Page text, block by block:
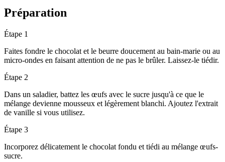
Préparation
Étape 1
Faites fondre le chocolat et le beurre doucement au bain-marie ou au
micro-ondes en faisant attention de ne pas le brûler. Laissez-le tiédir.
Étape 2
Dans un saladier, battez les œufs avec le sucre jusqu'à ce que le
mélange devienne mousseux et légèrement blanchi. Ajoutez l'extrait
de vanille si vous utilisez.
Étape 3
Incorporez délicatement le chocolat fondu et tiédi au mélange œufs-
sucre.